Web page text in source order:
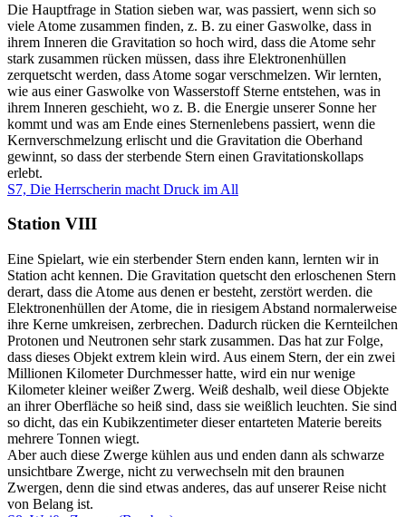
Die Hauptfrage in Station sieben war, was passiert, wenn sich so
viele Atome zusammen finden, z. B. zu einer Gaswolke, dass in
ihrem Inneren die Gravitation so hoch wird, dass die Atome sehr
stark zusammen rücken müssen, dass ihre Elektronenhüllen
zerquetscht werden, dass Atome sogar verschmelzen. Wir lernten,
wie aus einer Gaswolke von Wasserstoff Sterne entstehen, was in
ihrem Inneren geschieht, wo z. B. die Energie unserer Sonne her
kommt und was am Ende eines Sternenlebens passiert, wenn die
Kernverschmelzung erlischt und die Gravitation die Oberhand
gewinnt, so dass der sterbende Stern einen Gravitationskollaps
erlebt.
S7, Die Herrscherin macht Druck im All
Station VIII
Eine Spielart, wie ein sterbender Stern enden kann, lernten wir in
Station acht kennen. Die Gravitation quetscht den erloschenen Stern
derart, dass die Atome aus denen er besteht, zerstört werden. die
Elektronenhüllen der Atome, die in riesigem Abstand normalerweise
ihre Kerne umkreisen, zerbrechen. Dadurch rücken die Kernteilchen
Protonen und Neutronen sehr stark zusammen. Das hat zur Folge,
dass dieses Objekt extrem klein wird. Aus einem Stern, der ein zwei
Millionen Kilometer Durchmesser hatte, wird ein nur wenige
Kilometer kleiner weißer Zwerg. Weiß deshalb, weil diese Objekte
an ihrer Oberfläche so heiß sind, dass sie weißlich leuchten. Sie sind
so dicht, das ein Kubikzentimeter dieser entarteten Materie bereits
mehrere Tonnen wiegt.
Aber auch diese Zwerge kühlen aus und enden dann als schwarze
unsichtbare Zwerge, nicht zu verwechseln mit den braunen
Zwergen, denn die sind etwas anderes, das auf unserer Reise nicht
von Belang ist.